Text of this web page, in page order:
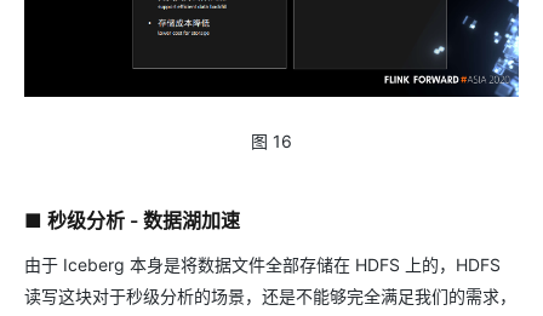
图 16
■ 秒级分析 - 数据湖加速
由于 Iceberg 本身是将数据文件全部存储在 HDFS 上的，HDFS
读写这块对于秒级分析的场景，还是不能够完全满足我们的需求，